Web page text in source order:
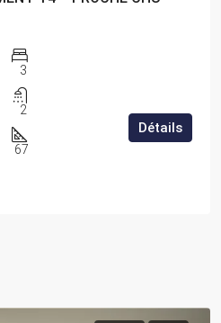
3
2
67
Détails